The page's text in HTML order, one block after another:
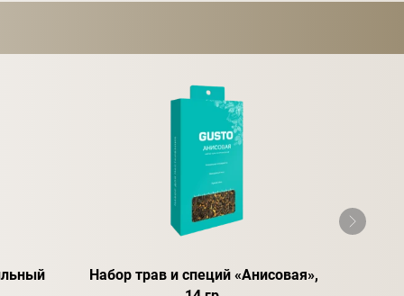
Набор трав и специй «Анисовая»,